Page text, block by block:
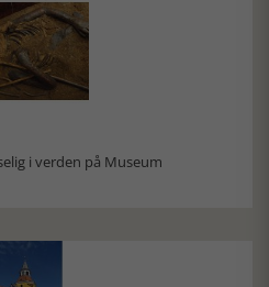
i verden på Museum